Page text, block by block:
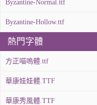
Byzantine-Normal.ttf
Byzantine-Hollow.ttf
熱門字體
方正喵嗚體.ttf
華康娃娃體.TTF
華康秀風體.TTF